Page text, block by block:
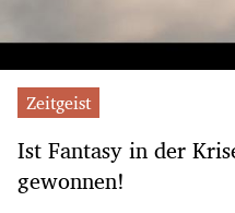
Zeitgeist
Ist Fantasy in der
gewonnen!